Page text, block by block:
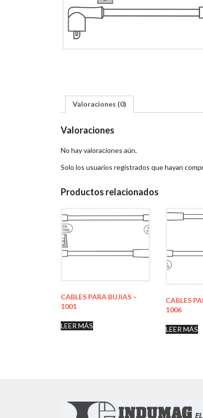
Valoraciones (0)
Valoraciones
No hay valoraciones aún.
Solo los usuarios registrados que hayan
Productos relacionados
CABLES PARA BUJIAS –
1001
LEER MÁS
CABLES
1006
LEER MÁS